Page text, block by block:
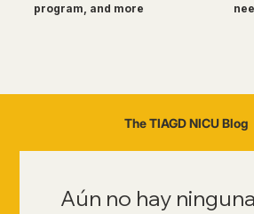
program, and more
The TIAGD NICU Blog
Aún no hay